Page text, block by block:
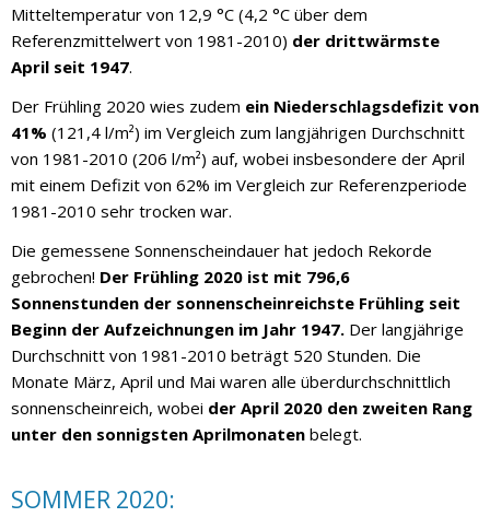
Mitteltemperatur von 12,9 °C (4,2 °C über dem
Referenzmittelwert von 1981-2010) der drittwärmste
April seit 1947.
Der Frühling 2020 wies zudem ein Niederschlagsdefizit von
41% (121,4 l/m²) im Vergleich zum langjährigen Durchschnitt
von 1981-2010 (206 l/m²) auf, wobei insbesondere der April
mit einem Defizit von 62% im Vergleich zur Referenzperiode
1981-2010 sehr trocken war.
Die gemessene Sonnenscheindauer hat jedoch Rekorde
gebrochen! Der Frühling 2020 ist mit 796,6
Sonnenstunden der sonnenscheinreichste Frühling seit
Beginn der Aufzeichnungen im Jahr 1947. Der langjährige
Durchschnitt von 1981-2010 beträgt 520 Stunden. Die
Monate März, April und Mai waren alle überdurchschnittlich
sonnenscheinreich, wobei der April 2020 den zweiten Rang
unter den sonnigsten Aprilmonaten belegt.
SOMMER 2020: